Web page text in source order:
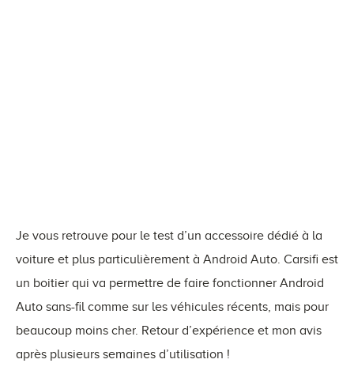
Je vous retrouve pour le test d’un accessoire dédié à la
voiture et plus particulièrement à Android Auto. Carsifi est
un boitier qui va permettre de faire fonctionner Android
Auto sans-fil comme sur les véhicules récents, mais pour
beaucoup moins cher. Retour d’expérience et mon avis
après plusieurs semaines d’utilisation !